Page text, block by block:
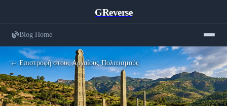
GReverse
Blog Home
← Επιστροφή στους Αρχαίους Πολιτισμούς